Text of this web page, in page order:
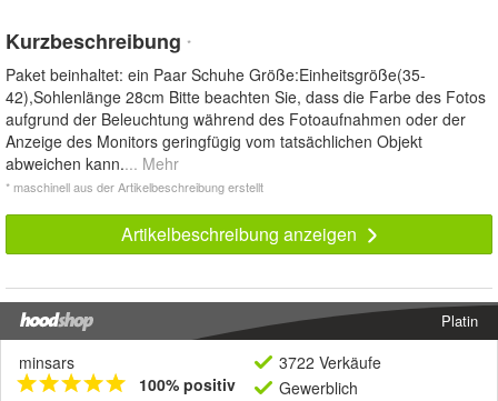
Kurzbeschreibung *
Paket beinhaltet: ein Paar Schuhe Größe:Einheitsgröße(35-
42),Sohlenlänge 28cm Bitte beachten Sie, dass die Farbe des Fotos
aufgrund der Beleuchtung während des Fotoaufnahmen oder der
Anzeige des Monitors geringfügig vom tatsächlichen Objekt
abweichen kann.... Mehr
* maschinell aus der Artikelbeschreibung erstellt
Artikelbeschreibung anzeigen
Platin
minsars
100% positiv
3722 Verkäufe
Gewerblich